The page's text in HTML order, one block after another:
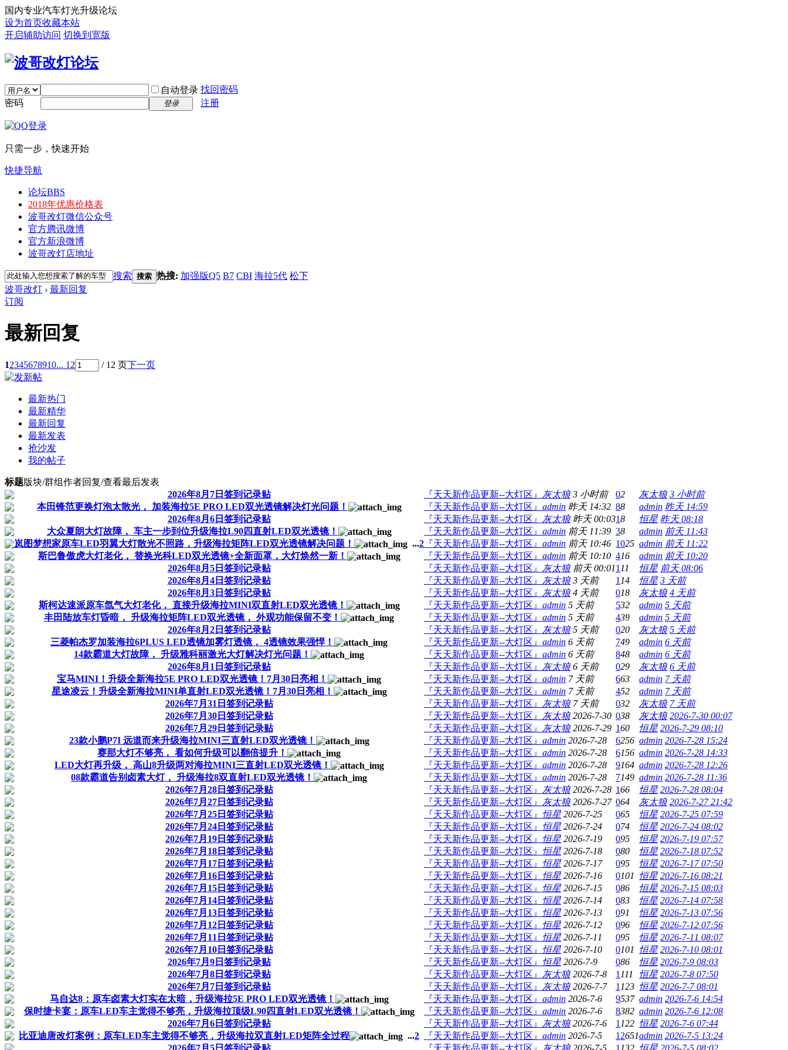
国内专业汽车灯光升级论坛
设为首页收藏本站
开启辅助访问 切换到宽版
自动登录 找回密码
密码
登录 注册
只需一步，快速开始
快捷导航
论坛BBS
2018年优惠价格表
波哥改灯微信公众号
官方腾讯微博
官方新浪微博
波哥改灯店地址
搜索 搜索 热搜: 加强版Q5 B7 CBI 海拉5代 松下
波哥改灯 › 最新回复
订阅
最新回复
12345678910... 12 / 12 页下一页
最新热门
最新精华
最新回复
最新发表
抢沙发
我的帖子
标题版块/群组作者回复/查看最后发表
2026年8月7日签到记录贴
『天天新作品更新--大灯区』 灰太狼 3 小时前 02 灰太狼 3 小时前
本田锋范更换灯泡太散光， 加装海拉5E PRO LED双光透镜解决灯光问题！
『天天新作品更新--大灯区』 admin 昨天 14:32 88 admin 昨天 14:59
2026年8月6日签到记录贴
『天天新作品更新--大灯区』 灰太狼 昨天 00:0318 恒星 昨天 08:18
大众夏朗大灯故障， 车主一步到位升级海拉L90四直射LED双光透镜！
『天天新作品更新--大灯区』 admin 前天 11:39 38 admin 前天 11:43
岚图梦想家原车LED羽翼大灯散光不照路，升级海拉矩阵LED双光透镜解决问题！
...2 『天天新作品更新--大灯区』 admin 前天 10:46 1025 admin 前天 11:22
斯巴鲁傲虎大灯老化， 替换光科LED双光透镜+全新面罩，大灯焕然一新！
『天天新作品更新--大灯区』 admin 前天 10:10 416 admin 前天 10:20
2026年8月5日签到记录贴
『天天新作品更新--大灯区』 灰太狼 前天 00:011 11 恒星 前天 08:06
2026年8月4日签到记录贴
『天天新作品更新--大灯区』 灰太狼 3 天前 1 14 恒星 3 天前
2026年8月3日签到记录贴
『天天新作品更新--大灯区』 灰太狼 4 天前 018 灰太狼 4 天前
斯柯达速派原车氙气大灯老化， 直接升级海拉MINI双直射LED双光透镜！
『天天新作品更新--大灯区』 admin 5 天前 532 admin 5 天前
丰田陆放车灯昏暗， 升级海拉矩阵LED双光透镜， 外观功能保留不变！
『天天新作品更新--大灯区』 admin 5 天前 439 admin 5 天前
2026年8月2日签到记录贴
『天天新作品更新--大灯区』 灰太狼 5 天前 020 灰太狼 5 天前
三菱帕杰罗加装海拉6PLUS LED透镜加雾灯透镜， 4透镜效果强悍！
『天天新作品更新--大灯区』 admin 6 天前 749 admin 6 天前
14款霸道大灯故障， 升级雅科丽激光大灯解决灯光问题！
『天天新作品更新--大灯区』 admin 6 天前 848 admin 6 天前
2026年8月1日签到记录贴
『天天新作品更新--大灯区』 灰太狼 6 天前 029 灰太狼 6 天前
宝马MINI！升级全新海拉5E PRO LED双光透镜！7月30日亮相！
『天天新作品更新--大灯区』 admin 7 天前 663 admin 7 天前
星途凌云！升级全新海拉MINI单直射LED双光透镜！7月30日亮相！
『天天新作品更新--大灯区』 admin 7 天前 452 admin 7 天前
2026年7月31日签到记录贴
『天天新作品更新--大灯区』 灰太狼 7 天前 032 灰太狼 7 天前
2026年7月30日签到记录贴
『天天新作品更新--大灯区』 灰太狼 2026-7-30 038 灰太狼 2026-7-30 00:07
2026年7月29日签到记录贴
『天天新作品更新--大灯区』 灰太狼 2026-7-29 160 恒星 2026-7-29 08:10
23款小鹏P7I 远道而来升级海拉MINI三直射LED双光透镜！
『天天新作品更新--大灯区』 admin 2026-7-28 6256 admin 2026-7-28 15:24
赛那大灯不够亮， 看如何升级可以翻倍提升！
『天天新作品更新--大灯区』 admin 2026-7-28 6156 admin 2026-7-28 14:33
LED大灯再升级， 高山8升级两对海拉MINI三直射LED双光透镜！
『天天新作品更新--大灯区』 admin 2026-7-28 9164 admin 2026-7-28 12:26
08款霸道告别卤素大灯， 升级海拉8双直射LED双光透镜！
『天天新作品更新--大灯区』 admin 2026-7-28 7149 admin 2026-7-28 11:36
2026年7月28日签到记录贴
『天天新作品更新--大灯区』 灰太狼 2026-7-28 166 恒星 2026-7-28 08:04
2026年7月27日签到记录贴
『天天新作品更新--大灯区』 灰太狼 2026-7-27 064 灰太狼 2026-7-27 21:42
2026年7月25日签到记录贴
『天天新作品更新--大灯区』 恒星 2026-7-25 065 恒星 2026-7-25 07:59
2026年7月24日签到记录贴
『天天新作品更新--大灯区』 恒星 2026-7-24 074 恒星 2026-7-24 08:02
2026年7月19日签到记录贴
『天天新作品更新--大灯区』 恒星 2026-7-19 095 恒星 2026-7-19 07:57
2026年7月18日签到记录贴
『天天新作品更新--大灯区』 恒星 2026-7-18 080 恒星 2026-7-18 07:52
2026年7月17日签到记录贴
『天天新作品更新--大灯区』 恒星 2026-7-17 095 恒星 2026-7-17 07:50
2026年7月16日签到记录贴
『天天新作品更新--大灯区』 恒星 2026-7-16 0101 恒星 2026-7-16 08:21
2026年7月15日签到记录贴
『天天新作品更新--大灯区』 恒星 2026-7-15 086 恒星 2026-7-15 08:03
2026年7月14日签到记录贴
『天天新作品更新--大灯区』 恒星 2026-7-14 083 恒星 2026-7-14 07:58
2026年7月13日签到记录贴
『天天新作品更新--大灯区』 恒星 2026-7-13 091 恒星 2026-7-13 07:56
2026年7月12日签到记录贴
『天天新作品更新--大灯区』 恒星 2026-7-12 096 恒星 2026-7-12 07:56
2026年7月11日签到记录贴
『天天新作品更新--大灯区』 恒星 2026-7-11 095 恒星 2026-7-11 08:07
2026年7月10日签到记录贴
『天天新作品更新--大灯区』 恒星 2026-7-10 0101 恒星 2026-7-10 08:01
2026年7月9日签到记录贴
『天天新作品更新--大灯区』 恒星 2026-7-9 086 恒星 2026-7-9 08:03
2026年7月8日签到记录贴
『天天新作品更新--大灯区』 灰太狼 2026-7-8 1 111 恒星 2026-7-8 07:50
2026年7月7日签到记录贴
『天天新作品更新--大灯区』 灰太狼 2026-7-7 1 123 恒星 2026-7-7 08:01
马自达8：原车卤素大灯实在太暗，升级海拉5E PRO LED双光透镜！
『天天新作品更新--大灯区』 admin 2026-7-6 9537 admin 2026-7-6 14:54
保时捷卡宴：原车LED车主觉得不够亮，升级海拉顶级L90四直射LED双光透镜！
『天天新作品更新--大灯区』 admin 2026-7-6 8382 admin 2026-7-6 12:08
2026年7月6日签到记录贴
『天天新作品更新--大灯区』 灰太狼 2026-7-6 1 122 恒星 2026-7-6 07:44
比亚迪唐改灯案例：原车LED车主觉得不够亮，升级海拉双直射LED矩阵全过程
...2 『天天新作品更新--大灯区』 admin 2026-7-5 12651admin 2026-7-5 13:24
2026年7月5日签到记录贴
『天天新作品更新--大灯区』 灰太狼 2026-7-5 1 132 恒星 2026-7-5 08:02